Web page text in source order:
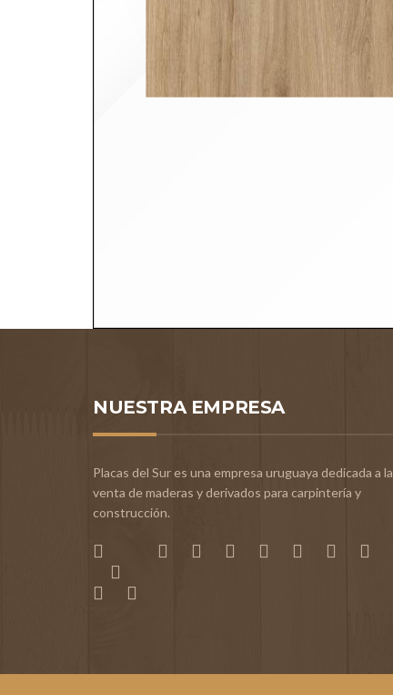
NUESTRA EMPRESA
Placas del Sur es una empresa uruguaya dedicada a la
venta de maderas y derivados para carpintería y
construcción.